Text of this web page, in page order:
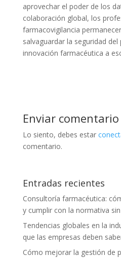
aprovechar el poder de los
colaboración global, los
farmacovigilancia
salvaguardar la seguridad
innovación farmacéutica a
Enviar comentario
Lo siento, debes estar
comentario.
Entradas recientes
Consultoría farmacéutica:
y cumplir con la normativa
Tendencias globales en la
que las empresas deben
Cómo mejorar la gestión de